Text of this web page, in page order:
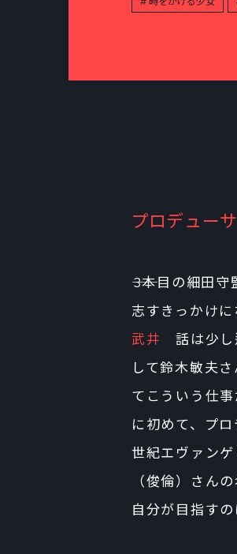
プロデュー
――3本目の細田
志すきっかけに
武井
話は少し
して鈴木敏夫
てこういう仕
に初めて、プ
世紀エヴァン
（俊倫）さん
自分が目指す